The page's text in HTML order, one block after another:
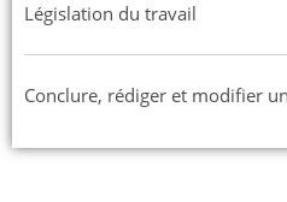
Législation du travail
Conclure, rédiger et modifier